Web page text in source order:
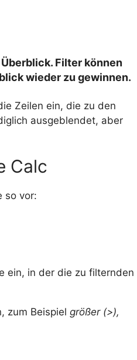
Filter können
wieder zu gewinnen.
Zeilen ein, die zu den
ausgeblendet, aber
Calc
so vor:
ein, in der die zu filternden
zum Beispiel größer (>),